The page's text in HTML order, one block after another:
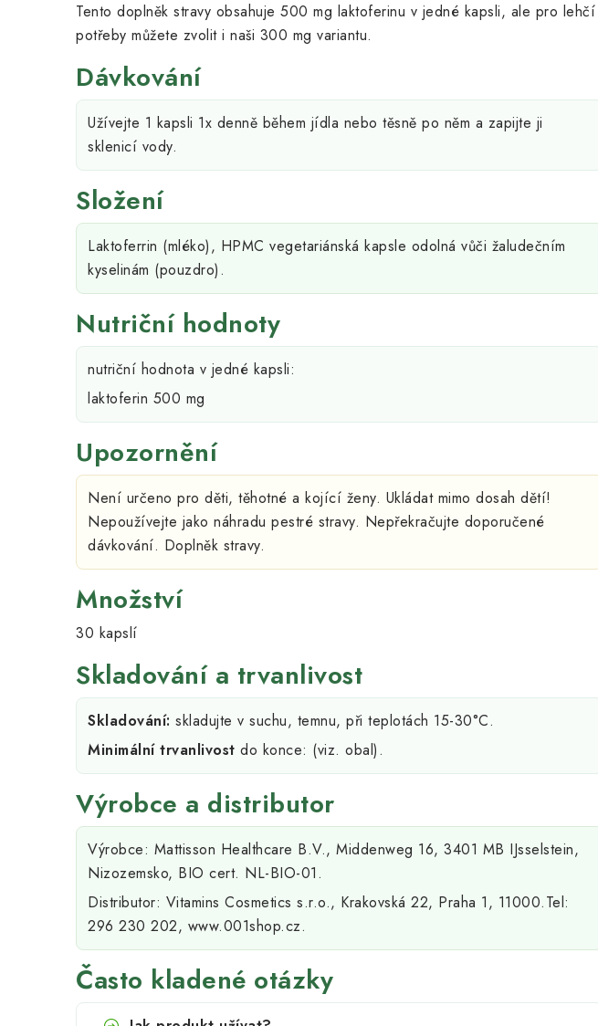
Tento doplněk stravy obsahuje 500 mg laktoferinu v jedné kapsli, ale pro lehčí
potřeby můžete zvolit i naši 300 mg variantu.
Dávkování
Užívejte 1 kapsli 1x denně během jídla nebo těsně po něm a zapijte ji
sklenicí vody.
Složení
Laktoferrin (mléko), HPMC vegetariánská kapsle odolná vůči žaludečním
kyselinám (pouzdro).
Nutriční hodnoty
nutriční hodnota v jedné kapsli:
laktoferin 500 mg
Upozornění
Není určeno pro děti, těhotné a kojící ženy. Ukládat mimo dosah dětí!
Nepoužívejte jako náhradu pestré stravy. Nepřekračujte doporučené
dávkování. Doplněk stravy.
Množství
30 kapslí
Skladování a trvanlivost
Skladování: skladujte v suchu, temnu, při teplotách 15-30°C.
Minimální trvanlivost do konce: (viz. obal).
Výrobce a distributor
Výrobce: Mattisson Healthcare B.V., Middenweg 16, 3401 MB IJsselstein,
Nizozemsko, BIO cert. NL-BIO-01.
Distributor: Vitamins Cosmetics s.r.o., Krakovská 22, Praha 1, 11000.Tel:
296 230 202, www.001shop.cz.
Často kladené otázky